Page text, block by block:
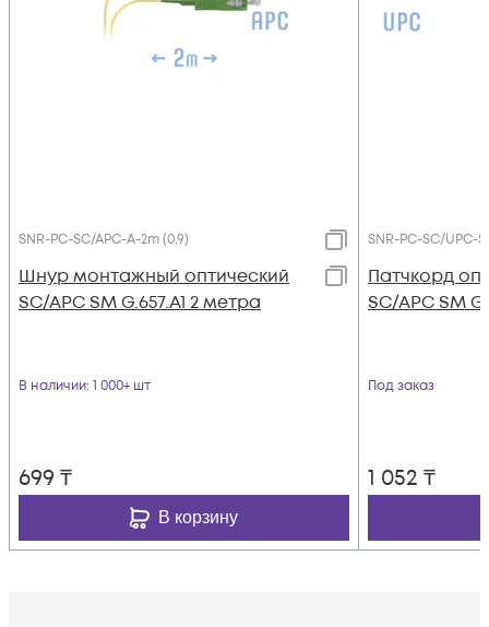
SNR-PC-SC/APC-A-2m (0,9)
Шнур монтажный оптический
SC/APC SM G.657.A1 2 метра
В наличии: 1 000+ шт
699 ₸
В корзину
SNR-PC-SC/UPC-
Патчкорд
SC/APC SM
Под заказ
1 052 ₸